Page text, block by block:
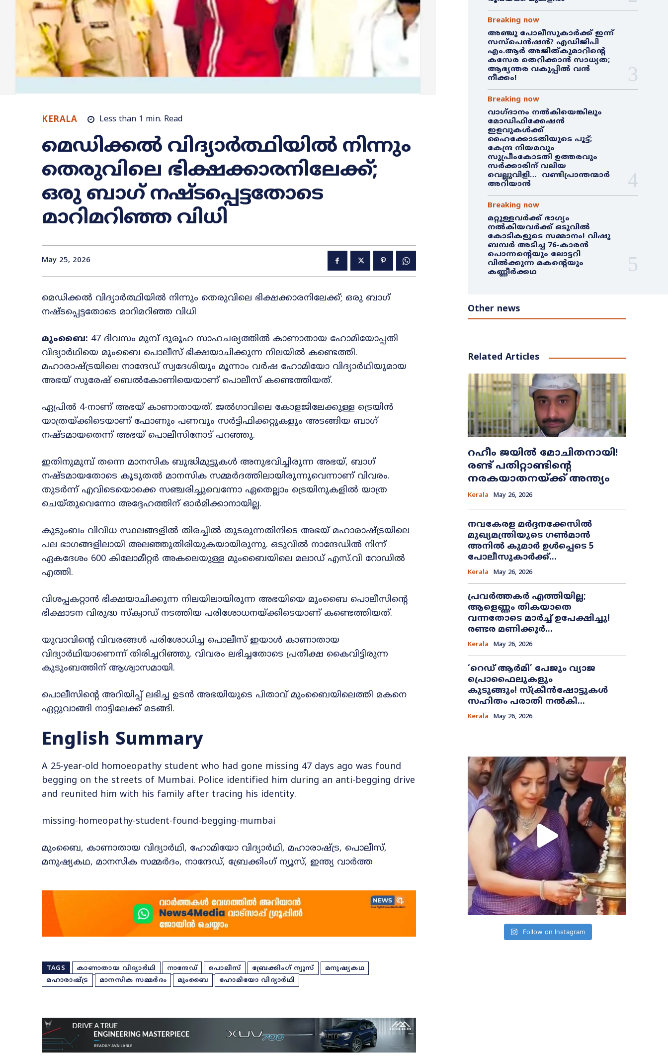
KERALA Less than 1 min. Read
മെഡിക്കൽ വിദ്യാർത്ഥിയിൽ നിന്നും
തെരുവിലെ ഭിക്ഷക്കാരനിലേക്ക്;
ഒരു ബാഗ് നഷ്ടപ്പെട്ടതോടെ
മാറിമറിഞ്ഞ വിധി
May 25, 2026
മെഡിക്കൽ വിദ്യാർത്ഥിയിൽ നിന്നും തെരുവിലെ ഭിക്ഷക്കാരനിലേക്ക്; ഒരു ബാഗ്
നഷ്ടപ്പെട്ടതോടെ മാറിമറിഞ്ഞ വിധി
മുംബൈ: 47 ദിവസം മുമ്പ് ദുരൂഹ സാഹചര്യത്തിൽ കാണാതായ ഹോമിയോപ്പതി
വിദ്യാർഥിയെ മുംബൈ പൊലീസ് ഭിക്ഷയാചിക്കുന്ന നിലയിൽ കണ്ടെത്തി.
മഹാരാഷ്ട്രയിലെ നാന്ദേഡ് സ്വദേശിയും മൂന്നാം വർഷ ഹോമിയോ വിദ്യാർഥിയുമായ
അഭയ് സുരേഷ് ബെൽകോണിയെയാണ് പൊലീസ് കണ്ടെത്തിയത്.
ഏപ്രിൽ 4-നാണ് അഭയ് കാണാതായത്. ജൽഗാവിലെ കോളജിലേക്കുള്ള ട്രെയിൻ
യാത്രയ്ക്കിടെയാണ് ഫോണും പണവും സർട്ടിഫിക്കറ്റുകളും അടങ്ങിയ ബാഗ്
നഷ്ടമായതെന്ന് അഭയ് പൊലീസിനോട് പറഞ്ഞു.
ഇതിനുമുമ്പ് തന്നെ മാനസിക ബുദ്ധിമുട്ടുകൾ അനുഭവിച്ചിരുന്ന അഭയ്, ബാഗ്
നഷ്ടമായതോടെ കൂടുതൽ മാനസിക സമ്മർദത്തിലായിരുന്നുവെന്നാണ് വിവരം.
തുടർന്ന് എവിടെയൊക്കെ സഞ്ചരിച്ചുവെന്നോ ഏതെല്ലാം ട്രെയിനുകളിൽ യാത്ര
ചെയ്തുവെന്നോ അദ്ദേഹത്തിന് ഓർമിക്കാനായില്ല.
കുടുംബം വിവിധ സ്ഥലങ്ങളിൽ തിരച്ചിൽ തുടരുന്നതിനിടെ അഭയ് മഹാരാഷ്ട്രയിലെ
പല ഭാഗങ്ങളിലായി അലഞ്ഞുതിരിയുകയായിരുന്നു. ഒടുവിൽ നാന്ദേഡിൽ നിന്ന്
ഏകദേശം 600 കിലോമീറ്റർ അകലെയുള്ള മുംബൈയിലെ മലാഡ് എസ്.വി റോഡിൽ
എത്തി.
വിശപ്പകറ്റാൻ ഭിക്ഷയാചിക്കുന്ന നിലയിലായിരുന്ന അഭയിയെ മുംബൈ പൊലീസിന്റെ
ഭിക്ഷാടന വിരുദ്ധ സ്ക്വാഡ് നടത്തിയ പരിശോധനയ്ക്കിടെയാണ് കണ്ടെത്തിയത്.
യുവാവിന്റെ വിവരങ്ങൾ പരിശോധിച്ച പൊലീസ് ഇയാൾ കാണാതായ
വിദ്യാർഥിയാണെന്ന് തിരിച്ചറിഞ്ഞു. വിവരം ലഭിച്ചതോടെ പ്രതീക്ഷ കൈവിട്ടിരുന്ന
കുടുംബത്തിന് ആശ്വാസമായി.
പൊലീസിന്റെ അറിയിപ്പ് ലഭിച്ച ഉടൻ അഭയിയുടെ പിതാവ് മുംബൈയിലെത്തി മകനെ
ഏറ്റുവാങ്ങി നാട്ടിലേക്ക് മടങ്ങി.
English Summary
A 25-year-old homoeopathy student who had gone missing 47 days ago was found
begging on the streets of Mumbai. Police identified him during an anti-begging drive
and reunited him with his family after tracing his identity.
missing-homeopathy-student-found-begging-mumbai
മുംബൈ, കാണാതായ വിദ്യാർഥി, ഹോമിയോ വിദ്യാർഥി, മഹാരാഷ്ട്ര, പൊലീസ്,
മനുഷ്യകഥ, മാനസിക സമ്മർദം, നാന്ദേഡ്, ബ്രേക്കിംഗ് ന്യൂസ്, ഇന്ത്യ വാർത്ത
TAGS കാണാതായ വിദ്യാർഥി നാന്ദേഡ് പൊലീസ് ബ്രേക്കിംഗ് ന്യൂസ്
മനുഷ്യകഥ
മഹാരാഷ്ട്ര
മാനസിക സമ്മർദം മുംബൈ ഹോമിയോ വിദ്യാർഥി
Breaking now
അഞ്ചു പോലീസുകാർക്ക് ഇന്ന്
സസ്‌പെൻഷൻ? എഡിജിപി
എം.ആർ അജിത്കുമാറിൻ്റെ
കസേര തെറിക്കാൻ സാധ്യത;
ആഭ്യന്തര വകുപ്പിൽ വൻ
നീക്കം!
Breaking now
വാഗ്ദാനം നൽകിയെങ്കിലും
മോഡിഫിക്കേഷൻ
ഇളവുകൾക്ക്
ഹൈക്കോടതിയുടെ പൂട്ട്;
കേന്ദ്ര നിയമവും
സുപ്രീംകോടതി ഉത്തരവും
സർക്കാരിന് വലിയ
വെല്ലുവിളി… വണ്ടിപ്രാന്തന്മാർ
അറിയാൻ
Breaking now
മറ്റുള്ളവർക്ക് ഭാഗ്യം
നൽകിയവർക്ക് ഒടുവിൽ
കോടികളുടെ സമ്മാനം! വിഷു
ബമ്പർ അടിച്ച 76-കാരൻ
പൊന്നന്റെയും ലോട്ടറി
വിൽക്കുന്ന മകന്റെയും
കണ്ണീർക്കഥ
Other news
Related Articles
റഹീം ജയിൽ മോചിതനായി!
രണ്ട് പതിറ്റാണ്ടിന്റെ
നരകയാതനയ്ക്ക് അന്ത്യം
Kerala May 26, 2026
നവകേരള മർദ്ദനക്കേസിൽ
മുഖ്യമന്ത്രിയുടെ ഗൺമാൻ
അനിൽ കുമാർ ഉൾപ്പെടെ 5
പോലീസുകാർക്ക്...
Kerala May 26, 2026
പ്രവർത്തകർ എത്തിയില്ല;
ആളെണ്ണം തികയാതെ
വന്നതോടെ മാർച്ച് ഉപേക്ഷിച്ചു!
രണ്ടര മണിക്കൂർ...
Kerala May 26, 2026
​‘റെഡ് ആർമി’ പേജും വ്യാജ
പ്രൊഫൈലുകളും
കുടുങ്ങും! സ്ക്രീൻഷോട്ടുകൾ
സഹിതം പരാതി നൽകി...
Kerala May 26, 2026
Follow on Instagram